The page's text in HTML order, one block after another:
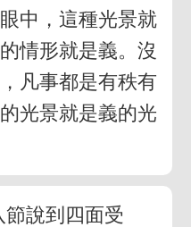
中，這種光景就
情形就是義。沒
凡事都是有秩有
光景就是義的光
說到四面受